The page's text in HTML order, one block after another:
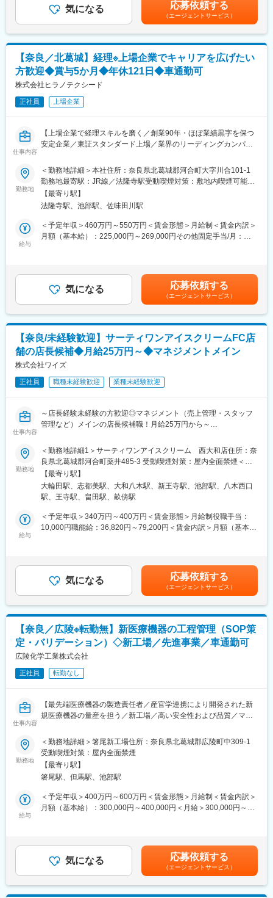
・ITの資産管理（PC、プリンタ、ネットワーク機器等）
同社の環境に慣れていただくためにヘルプデスク業務を中心に従
事していただき、先輩社員のOJTを経て業務の幅を広げていきま
す。
インフラ担当者（20代後半）と二人三脚でITインフラ全般をお任
せ予定です。
※転勤に関しては、当面無く、実例は稀ですが将来的に転勤可能性
有
■組織構成：
40代の部長1名、50代1名、40代3名、20代1名（男性5名／女性1
※比較的勤続年数の長い方が在籍しております。
■会社の特徴：
食品調味料用キャップの業界シェア30％を誇る安定企業です。創
否定」｢創意工夫｣｢無から有を生み出す｣、これらを合言葉に、同
社は今までに無かった独創性（アイデア）をカタチ（製品）にす
気になる 応募依頼する
（エージェントサービス）
【奈良／北葛城】経理※上場企業でキャリアを広げたい
方歓迎◆賞与5か月◆年休121日◆車通勤可
株式会社ヒラノテクシード
正社員 上場企業
仕事内容
【上場企業で経理スキルを磨く／創業90年・ほぼ業績黒字を保つ
安定企業／東証スタンダード上場／業界のリーディングカンパニ
■業務内容：当社では、スタンダード市場上場企業としての経理体
制を強化中です。まずは月次決算、日常処理など、これまでのご
経験を活かしやすい業務からスタートいただき、先輩メンバーの
OJTを受けていただき、四半期・年次決算、開示・監査対応へと
段階的に担当範囲を広げていけるポジションです。
・月次決算補助（試算表作成、科目残高照合など）
・固定資産の管理 、減価償却計算
・税務申告書の作成補助
・開示書類（四半期報告書・有価証券報告書）の作成補助
・監査法人対応補助（資料取りまとめ、一次回答のサポート）
※上記はあくまでも目安です。ご経験のある業務からご担当いただ
き、徐々に対応できる業務の幅を広げていただきます。
■当社製品について：「薄く均一に塗る」技術を活用した産業機
械。その精度の高さは、他社が簡単に真似ることのできないもの
となっています。身近な粘着テープやリチウムイオン電池の部品
ロブスカイト型太陽電池専用の塗工設備開発など、新たな分野に
もビジネスを広げています。
■組織構成 経理課（5名）
課長：1名（50代）、係長：1名（40代）、メンバークラス：1名
勤務地
＜勤務地詳細＞本社住所：奈良県北葛城郡河合町大字川合101-1
勤務地最寄駅：JR線／法隆寺駅受動喫煙対策：敷地内喫煙可能場
所あり
【最寄り駅】
法隆寺駅、池部駅、佐味田川駅
給与
＜予定年収＞460万円～550万円＜賃金形態＞月給制＜賃金内訳＞
月額（基本給）：225,000円～269,000円その他固定手当/月：
があります。※予定年収及び月給は皆勤手当、TQC手当および30
時間/月の残業時間手当を含んでおります。※別途、弊社支給規程
に基づき、住宅手当、家族手当を支給。賃金はあくまでも目安の
金額であり、選考を通じて上下する可能性があります。月給(月額)
は固定手当を含めた表記です。
気になる 応募依頼する
（エージェントサービス）
【奈良/未経験歓迎】サーティワンアイスクリームFC店
舗の店長候補◆月給25万円～◆マネジメントメイン
株式会社ワイズ
正社員 職種未経験歓迎 業種未経験歓迎
仕事内容
～店長経験未経験の方歓迎◎マネジメント（売上管理・スタッフ
管理など）メインの店長候補職！月給25万円から～
■職務概要：
飲食・小売フランチャイズ店舗を展開する当社にて店舗運営業務
をお任せします。配属店舗は経験や適性によって決定予定です。
（希望を考慮いたします。）
■具体的な業務：
・スタッフ管理
・オペレーション管理
■当ポジションのミッション：
・店舗の売上管理等、マネジメントをメインで行っていたく事を
・ご入社後、業務に慣れていただき、店長となって頂いた後に
は、店舗の売上に対して原価率を考えながら店舗の収益を高めて
いただく事を期待しております。
■今後のキャリアパス：
・店長⇒エリアマネージャー⇒統括マネージャー⇒営業本部の課
長・次長等（本社への異動）
・昇給についてはご自身次第で、上げていく事が可能な環境で
す。
（ご入社後、5年ほどで店長からエリアマネージャーとなった方
■仕事のやりがい：
・販売や小売の分野では取り組んだ結果が数字やお客様アンケー
トの件数、お客様からの直接のお声かけなど結果が目に見えやす
■当社の働き方：
すが、それ以外のシーズンは25時間程です。冬シーズは月10時間
程となります。）
・家族手当、住宅手当等、手当が豊富なので安定して働く事が可
能です。
勤務地
＜勤務地詳細1＞サーティワンアイスクリーム 西大和店住所：奈
良県北葛城郡河合町薬井485-3 受動喫煙対策：屋内全面禁煙＜勤
務地詳細2＞サーティワンアイスクリーム ラスパ西大和店住所：
奈良県北葛城郡上牧町ささゆり台1-1 受動喫煙対策：屋内全面禁
煙＜勤務地詳細3＞サーティワンアイスクリーム 大和八木駅店住
煙変更の範囲：本文参照
【最寄り駅】
大輪田駅、志都美駅、大和八木駅、新王寺駅、池部駅、八木西口
駅、王寺駅、畠田駅、畝傍駅
給与
＜予定年収＞340万円～400万円＜賃金形態＞月給制役職手当：
10,000円職能給：36,820円～79,200円＜賃金内訳＞月額（基本
300,040円（一律手当を含む）＜昇給有無＞有＜残業手当＞有＜
給与補足＞■昇給あり■賞与年2回 賃金はあくまでも目安の金額で
あり、選考を通じて上下する可能性があります。月給(月額)は固定
手当を含めた表記です。
気になる 応募依頼する
（エージェントサービス）
【奈良／広陵※転勤無】新医療機器の工程管理（SOP策
定・バリデーション）◇新工場／先進事業／車通勤可
広陵化学工業株式会社
正社員 転勤なし
仕事内容
【最先端医療機器の製造責任者／産官学連携により開発された新
規医療機器の量産を担う／新工場／高い安全性および品質／マイ
AMED医工連携事業化推進事業の一員として、難治性の傷を治す
人工タンパク質シルクエラスチンの開発に参画し、量産化の役割
を担う当社において、新規医療機器シルクエラスチン創傷用シー
トの量産化に向けた工程管理等の責任者をご担当いただきます。
■業務内容
・SOP策定
・プロセスバリデーション
勤務地
＜勤務地詳細＞箸尾新工場住所：奈良県北葛城郡広陵町中309-1
受動喫煙対策：屋内全面禁煙
【最寄り駅】
箸尾駅、但馬駅、池部駅
給与
＜予定年収＞400万円～600万円＜賃金形態＞月給制＜賃金内訳＞
月額（基本給）：300,000円～400,000円＜月給＞300,000円～
す。月給(月額)は固定手当を含めた表記です。
気になる 応募依頼する
（エージェントサービス）